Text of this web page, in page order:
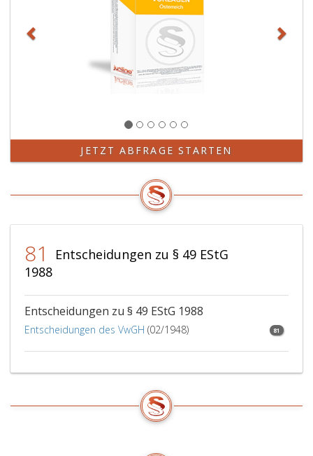
JETZT ABFRAGE STARTEN
81
Entscheidungen zu § 49 EStG
1988
Entscheidungen zu § 49 EStG 1988
Entscheidungen des VwGH (02/1948) 81